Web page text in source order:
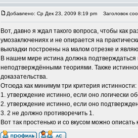
Добавлено: Ср Дек 23, 2009 8:19 pm Заголовок
Вот, давно я ждал такого вопроса, чтобы как
умозаключениях и не опирается на
выкладки построены на малом отрезке и
В нашем мире истина должна подтверждаться
неподтверждёнными теориями. Также
доказательства.
Отсюда как минимум три критерия истинности:
1. утверждение истинно, если оно логически
2. утверждение истинно, если оно
3. 2 не должно противоречить 1.
Вот так простенько и со вкусом можно